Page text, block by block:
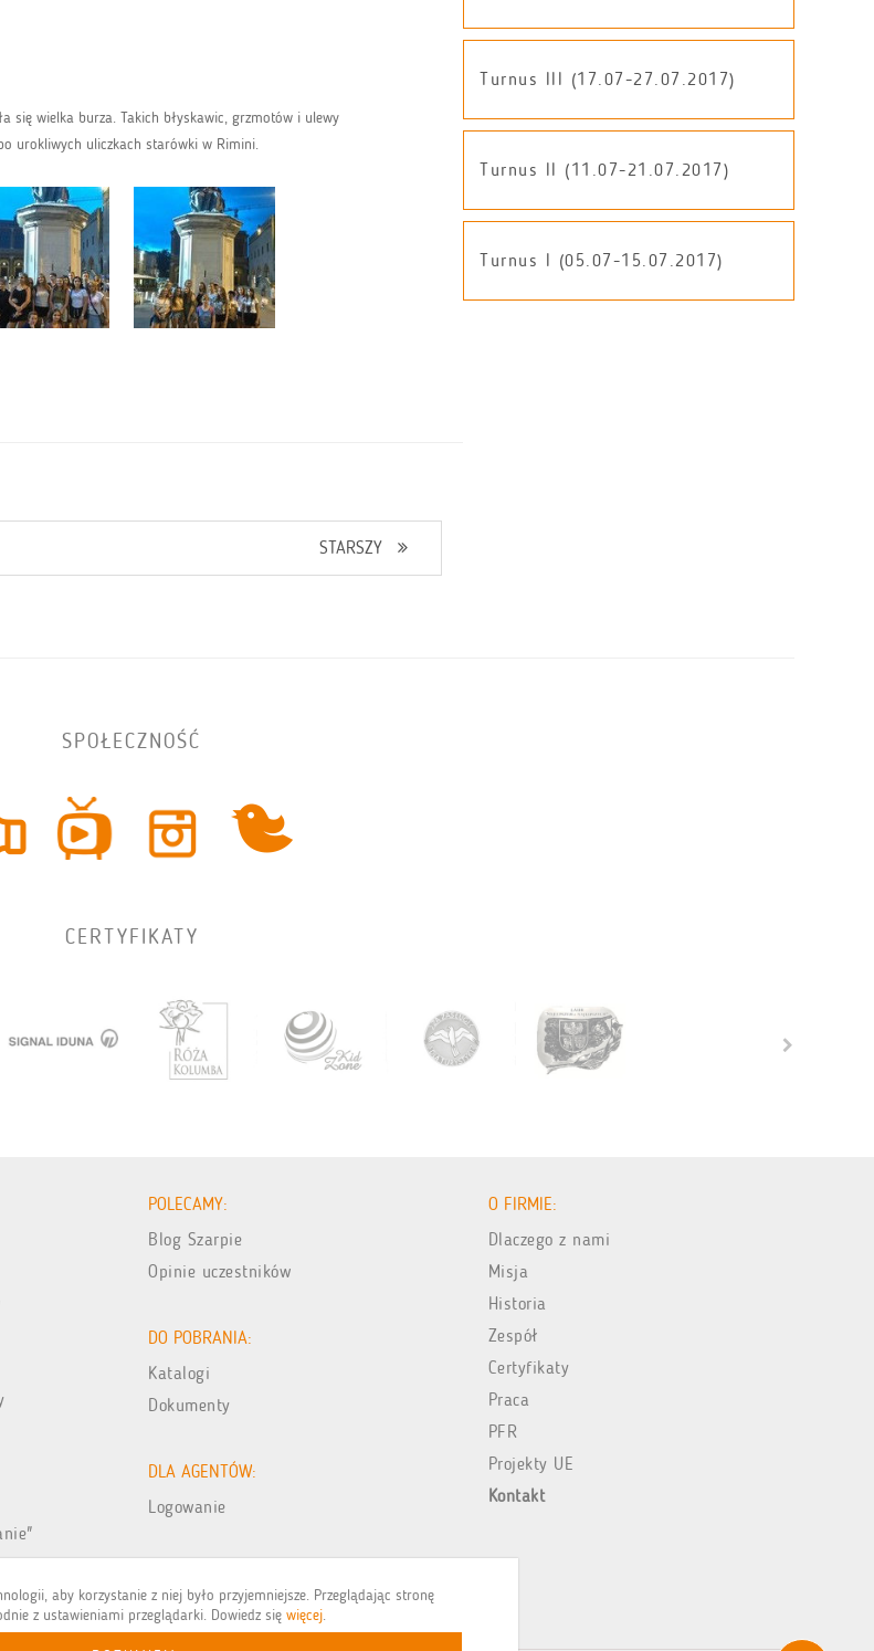
aby korzystanie z niej było przyjemniejsze. Przeglądając stronę
z ustawieniami przeglądarki. Dowiedz się więcej.
się wielka burza. Takich błyskawic, grzmotów i ulewy
urokliwych uliczkach starówki w Rimini.
STARSZY
Turnus III (17.07-27.07.2017)
Turnus II (11.07-21.07.2017)
Turnus I (05.07-15.07.2017)
SPOŁECZNOŚĆ
CERTYFIKATY
POLECAMY:
Blog Szarpie
Opinie uczestników
DO POBRANIA:
Katalogi
Dokumenty
DLA AGENTÓW:
Logowanie
O FIRMIE:
Dlaczego z nami
Misja
Historia
Zespół
Certyfikaty
Praca
PFR
Projekty UE
Kontakt